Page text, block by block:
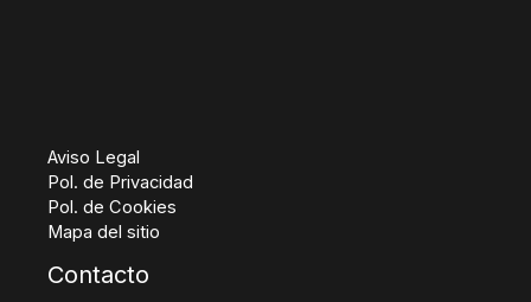
Aviso Legal
Pol. de Privacidad
Pol. de Cookies
Mapa del sitio
Contacto